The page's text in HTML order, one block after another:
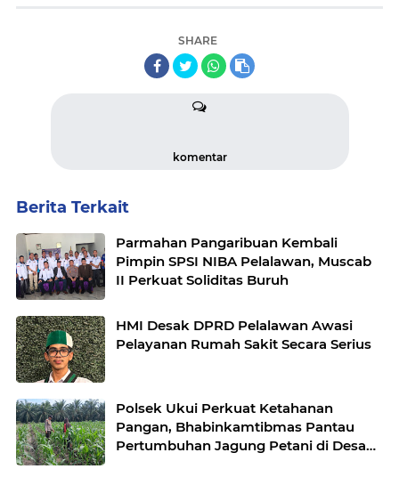
SHARE
komentar
Berita Terkait
Parmahan Pangaribuan Kembali
Pimpin SPSI NIBA Pelalawan, Muscab
II Perkuat Soliditas Buruh
HMI Desak DPRD Pelalawan Awasi
Pelayanan Rumah Sakit Secara Serius
Polsek Ukui Perkuat Ketahanan
Pangan, Bhabinkamtibmas Pantau
Pertumbuhan Jagung Petani di Desa